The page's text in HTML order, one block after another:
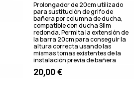
Prolongador de 20cm utilizado
para sustitución de grifo de
bañera por columna de ducha,
compatible con ducha Slim
redonda. Permita la extensión de
la barra 20cm para conseguir la
altura correcta usando las
mismas tomas existentes de la
instalación previa de bañera
20,00€